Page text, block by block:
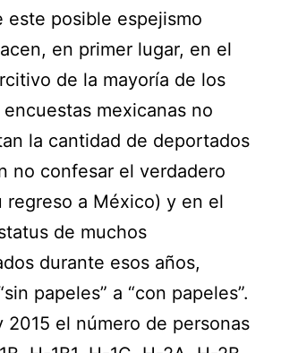
este posible espejismo
en primer lugar, en el
de la mayoría de los
mexicanas no
la cantidad de deportados
no confesar el verdadero
regreso a México) y en el
de muchos
durante esos años,
papeles” a “con papeles”.
2015 el número de personas